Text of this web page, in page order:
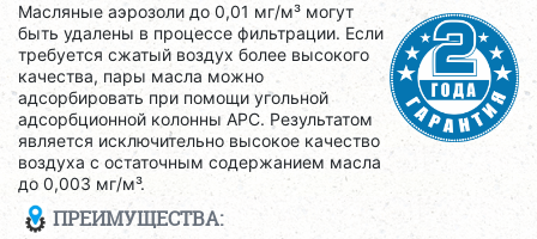
Масляные аэрозоли до 0,01 мг/м³ могут
быть удалены в процессе фильтрации. Если
требуется сжатый воздух более высокого
качества, пары масла можно
адсорбировать при помощи угольной
адсорбционной колонны APC. Результатом
является исключительно высокое качество
воздуха с остаточным содержанием масла
до 0,003 мг/м³.
ПРЕИМУЩЕСТВА: